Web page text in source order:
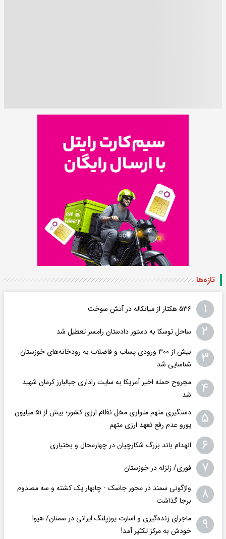
تازه‌ها
۱ ۵۳۶ هکتار از میانکاله در آتش سوخت
۲ ساحل توسکا به دستور دادستان رامسر تعطیل شد
۳
بیش از ۳۰۰ ورودی پساب و فاضلاب به رودخانه‌های خوزستان
شناسایی شد
۴
مجروح حمله اخیر آمریکا به سایت راداری جبالبارز کرمان شهید
شد
۵
دستگیری متهم متواری مخل نظام ارزی کشور؛ بیش از ۵۱ میلیون
یورو عدم رفع تعهد ارزی متهم
۶ انهدام باند بزرگ شکارچیان در چهارمحال و بختیاری
۷ فوری/ زلزله در خوزستان
۸
واژگونی سمند در محور جاسک - چابهار یک کشته و سه مصدوم
برجا گذاشت
۹
ماجرای زنده‌گیری و اسارت یوزپلنگ ایرانی در سمنان/ هیوا
خودش به مرکز تکثیر آمد!